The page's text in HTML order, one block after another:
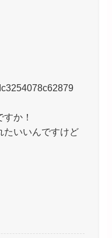
か！
いいんですけど